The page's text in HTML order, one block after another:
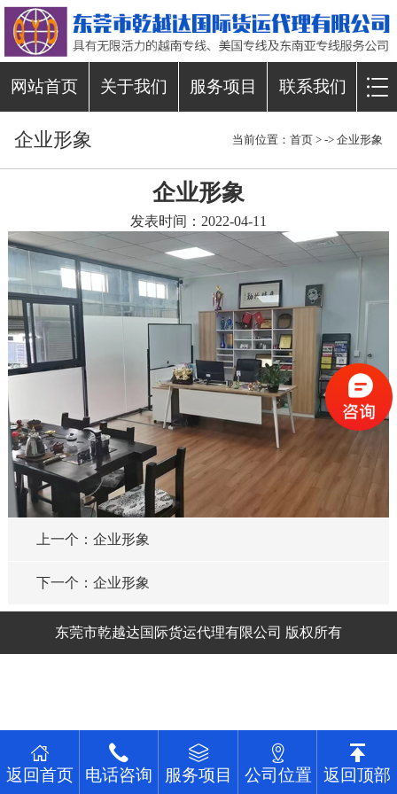
网站首页 关于我们 服务项目 联系我们
企业形象 当前位置： 首页 > -> 企业形象
企业形象
发表时间：2022-04-11
上一个：企业形象
下一个：企业形象
东莞市乾越达国际货运代理有限公司 版权所有
返回首页 电话咨询 服务项目 公司位置 返回顶部